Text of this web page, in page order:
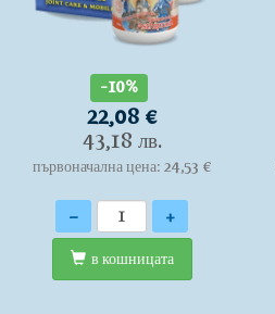
-10%
22,08 €
43,18 лв.
първоначална цена: 24,53 €
Количество
- +
в кошницата